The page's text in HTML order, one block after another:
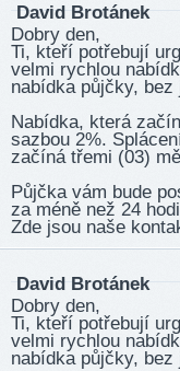
David Brotánek
Dobry den,
Ti, kteří potřebují
velmi rychlou
nabídka půjčky,
Nabídka, která
sazbou 2%.
začíná třemi (03)
Půjčka vám bude
za méně než 24
Zde jsou naše
David Brotánek
Dobry den,
Ti, kteří potřebují
velmi rychlou
nabídka půjčky,